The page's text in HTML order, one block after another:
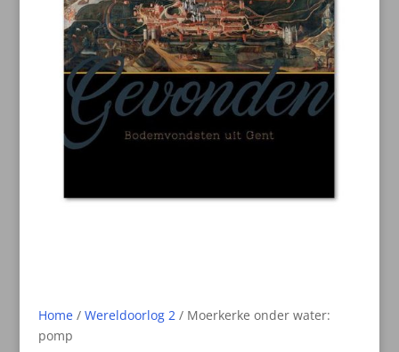
Home/ Wereldoorlog 2/ Moerkerke onder water:
pomp